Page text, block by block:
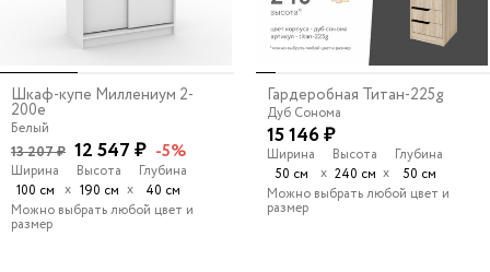
Шкаф-купе Миллениум 2-
200e
Белый
13 207 ₽ 12 547 ₽ -5%
Ширина
100 см х
Высота
190 см х
Глубина
40 см
Можно выбрать любой цвет и
размер
Гардеробная Титан-225g
Дуб Сонома
15 146 ₽
Ширина
50 см
х
Высота
240 см х
Глубина
50 см
Можно выбрать любой цвет и
размер